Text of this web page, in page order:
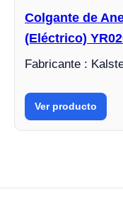
Colgante de
(Eléctrico)
Fabricante :
Ver producto